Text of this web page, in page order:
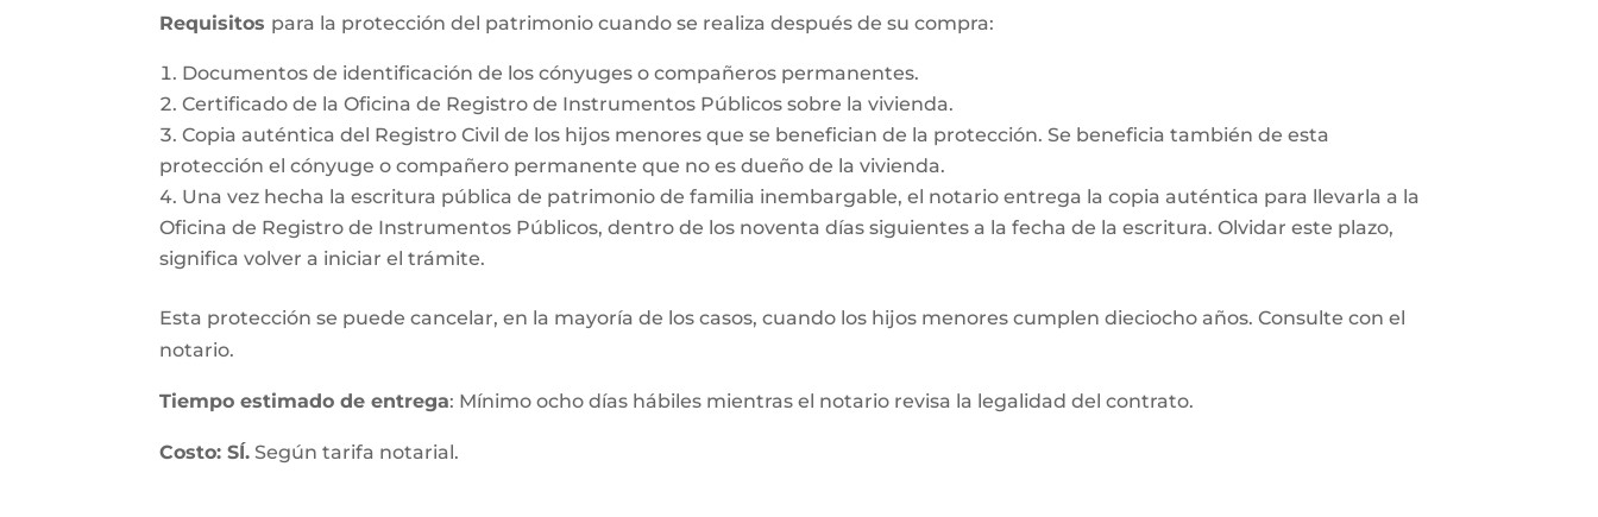
Requisitos para la protección del patrimonio cuando se realiza después de su compra:
Documentos de identificación de los cónyuges o compañeros permanentes.
Certificado de la Oficina de Registro de Instrumentos Públicos sobre la vivienda.
Copia auténtica del Registro Civil de los hijos menores que se benefician de la protección. Se beneficia también de esta
protección el cónyuge o compañero permanente que no es dueño de la vivienda.
Una vez hecha la escritura pública de patrimonio de familia inembargable, el notario entrega la copia auténtica para llevarla a la
Oficina de Registro de Instrumentos Públicos, dentro de los noventa días siguientes a la fecha de la escritura. Olvidar este plazo,
significa volver a iniciar el trámite.
Esta protección se puede cancelar, en la mayoría de los casos, cuando los hijos menores cumplen dieciocho años. Consulte con el
notario.
Tiempo estimado de entrega: Mínimo ocho días hábiles mientras el notario revisa la legalidad del contrato.
Costo: SÍ. Según tarifa notarial.